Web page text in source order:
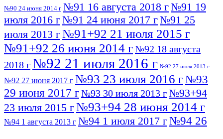
№90 24 июня 2014 г №91 16 августа 2018 г№91 19
июля 2016 г№91 24 июня 2017 г№91 25
июля 2013 г№91+92 21 июля 2015 г
№91+92 26 июня 2014 г№92 18 августа
2018 г№92 21 июля 2016 г №92 27 июля 2013 г
№92 27 июня 2017 г №93 23 июля 2016 г№93
29 июня 2017 г№93 30 июля 2013 г№93+94
23 июля 2015 г№93+94 28 июня 2014 г
№94 1 августа 2013 г №94 1 июля 2017 г№94 26